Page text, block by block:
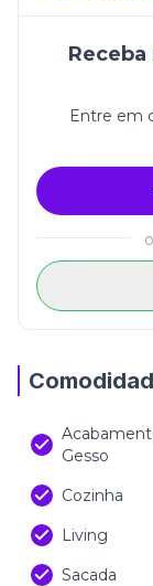
Entre em
Gesso
Cozinha
Living
Sacada